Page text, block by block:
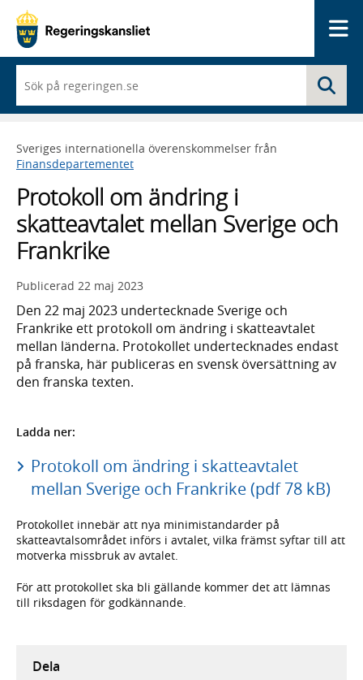
du
börjar
skriva
framträder
en
med
sökförslag
Sveriges internationella överenskommelser från
Finansdepartementet
Protokoll om ändring i
skatteavtalet mellan Sverige och
Frankrike
Publicerad 22 maj 2023
Den 22 maj 2023 undertecknade Sverige och
Frankrike ett protokoll om ändring i skatteavtalet
mellan länderna. Protokollet undertecknades endast
på franska, här publiceras en svensk översättning av
den franska texten.
Ladda ner:
Protokoll om ändring i skatteavtalet
mellan Sverige och Frankrike (pdf 78 kB)
Protokollet innebär att nya minimistandarder på
skatteavtals­området införs i avtalet, vilka främst syftar till att
motverka missbruk av avtalet.
För att protokollet ska bli gällande kommer det att lämnas
till riksdagen för godkännande.
Dela